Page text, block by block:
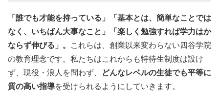
「誰でも才能を持っている」「基本とは、簡単なことでは
なく、いちばん大事なこと」「楽しく勉強すれば学力はか
ならず伸びる」。
これらは、創業以来変わらない四谷学院
の教育理念です。私たちはこれからも特待生制度は設け
ず、現役・浪人を問わず、
どんなレベルの生徒でも平等に
質の高い指導を受けられるようにしていきます。